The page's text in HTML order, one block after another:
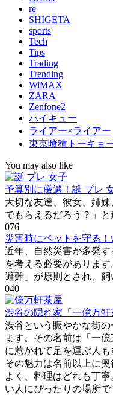
re
SHIGETA
sports
Tech
Tips
Trading
Trending
WiMAX
ZARA
Zenfone2
ハイキュー
ライアー×ライアー
東京喰種トーキョ
You may also like
予算別に厳選！誕 プレ
大切な友達、彼女、姉
でもらえるだろう？」
076
災害時にペットを守る
近年、自然災害が多発
を考える必要がありま
避難」が原則とされ、飼
040
渋谷の隠れ家「一億万
渋谷という賑やかな街
ます。その名前は「一
に惹かれて足を運ぶ人も
その魅力は名前以上に
よく、料理はどれも丁
い人にぴったりの場所で